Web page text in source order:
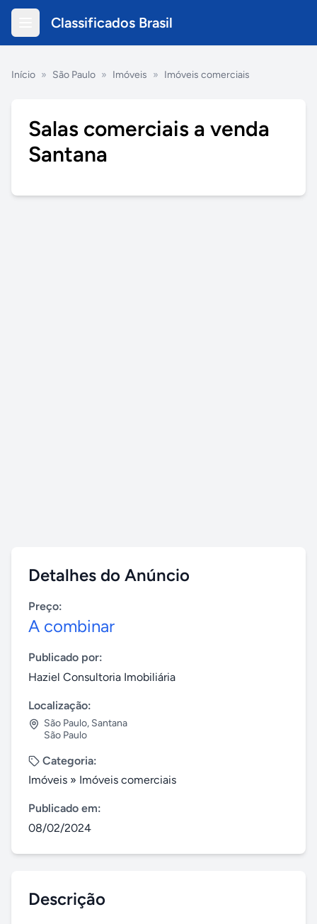
Classificados Brasil
Início » São Paulo » Imóveis » Imóveis comerciais
Salas comerciais a venda
Santana
Detalhes do Anúncio
Preço:
A combinar
Publicado por:
Haziel Consultoria Imobiliária
Localização:
São Paulo, Santana
São Paulo
Categoria:
Imóveis » Imóveis comerciais
Publicado em:
08/02/2024
Descrição